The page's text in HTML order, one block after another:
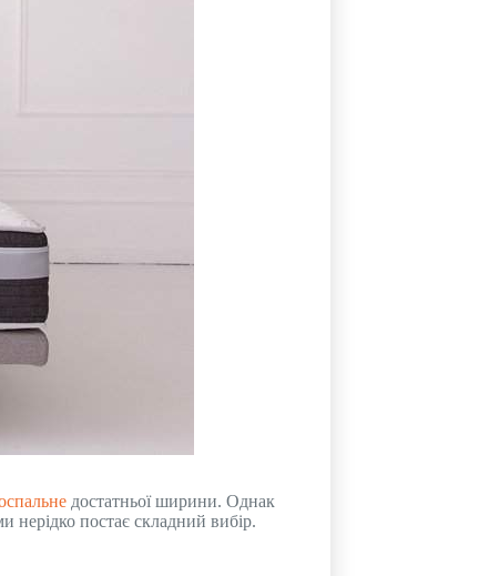
достатньої ширини. Однак
нерідко постає складний вибір.